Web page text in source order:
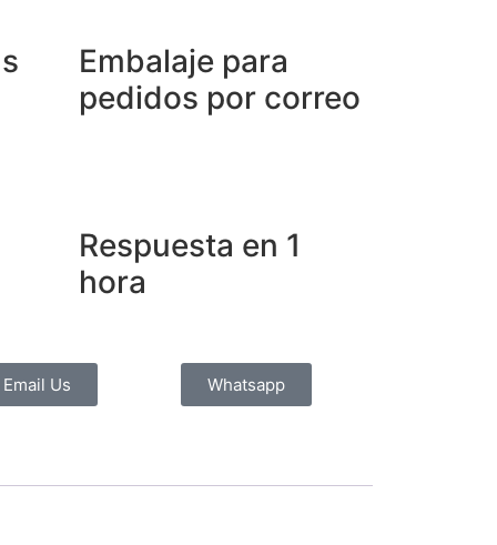
Embalaje para
pedidos por correo
Respuesta en 1
hora
Email Us Whatsapp